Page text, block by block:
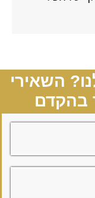
השאירי
בהקדם